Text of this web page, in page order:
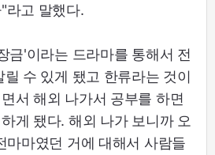
라고 말했다.
금'이라는 드라마를 통해서 전
수 있게 됐고 한류라는 것이
서 해외 나가서 공부를 하면
게 됐다. 해외 나가 보니까 오
마마였던 거에 대해서 사람들